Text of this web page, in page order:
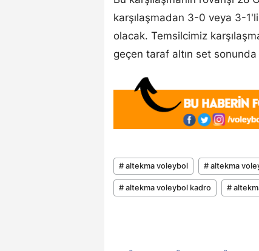
karşılaşmadan 3-0 veya 3-
olacak. Temsilcimiz
geçen taraf altın set
# altekma voleybol # altekma
# altekma voleybol kadro #